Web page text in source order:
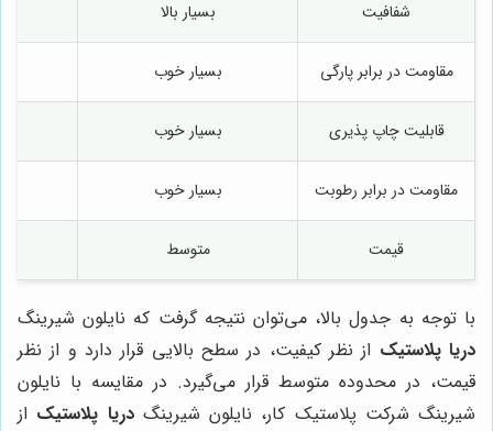
شفافیت بسیار بالا
مقاومت در برابر پارگی بسیار خوب
قابلیت چاپ پذیری بسیار خوب
مقاومت در برابر رطوبت بسیار خوب
قیمت متوسط
با توجه به جدول بالا، می‌توان نتیجه گرفت که نایلون شیرینگ
دریا پلاستیک از نظر کیفیت، در سطح بالایی قرار دارد و از نظر
قیمت، در محدوده متوسط قرار می‌گیرد. در مقایسه با نایلون
شیرینگ شرکت پلاستیک کار، نایلون شیرینگدریا پلاستیک از